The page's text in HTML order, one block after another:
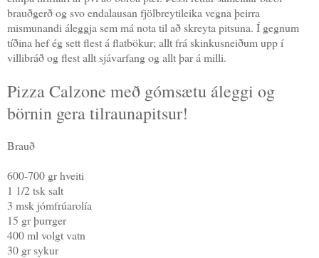
brauðgerð og svo endalausan fjölbreytileika vegna þeirra
mismunandi áleggja sem má nota til að skreyta pitsuna. Í gegnum
tíðina hef ég sett flest á flatbökur; allt frá skinkusneiðum upp í
villibráð og flest allt sjávarfang og allt þar á milli.
Pizza Calzone með gómsætu áleggi og
börnin gera tilraunapitsur!
Brauð
600-700 gr hveiti
1 1/2 tsk salt
3 msk jómfrúarolía
15 gr þurrger
400 ml volgt vatn
30 gr sykur